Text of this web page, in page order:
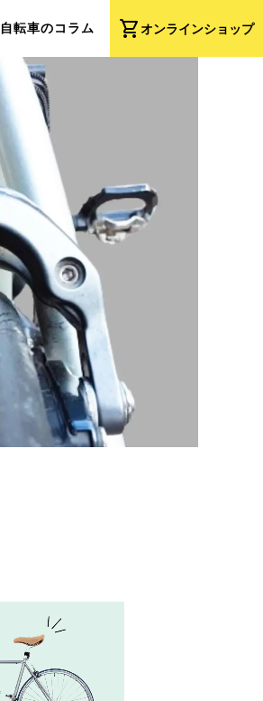
shopping_cartオンラインショップ
自転車のコラム